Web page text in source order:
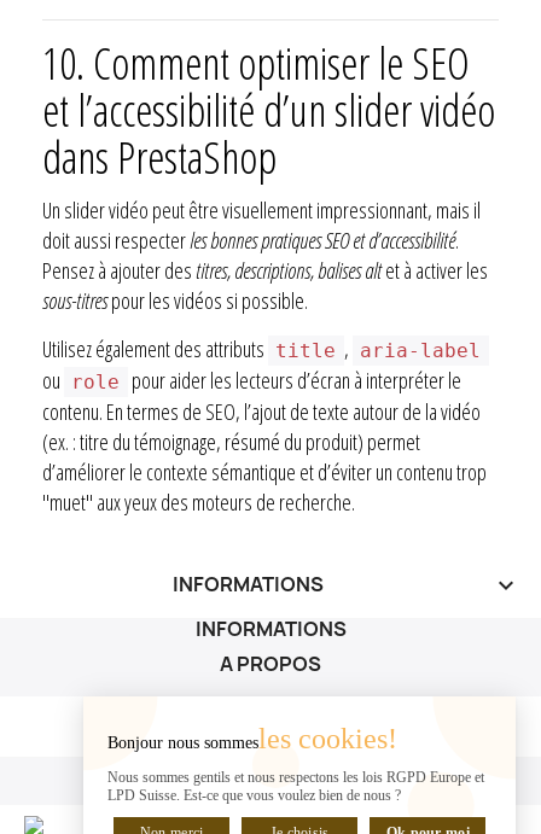
10. Comment optimiser le SEO
et l’accessibilité d’un slider vidéo
dans PrestaShop
Un slider vidéo peut être visuellement impressionnant, mais il
doit aussi respecterles bonnes pratiques SEO et d’accessibilité.
Pensez à ajouter destitres, descriptions, balises altet à activer les
sous-titrespour les vidéos si possible.
Utilisez également des attributs title , aria-label
ou role
pour aider les lecteurs d’écran à interpréter le
contenu. En termes de SEO, l’ajout de texte autour de la vidéo
(ex. : titre du témoignage, résumé du produit) permet
d’améliorer le contexte sémantique et d’éviter un contenu trop
"muet" aux yeux des moteurs de recherche.
INFORMATIONS keyboard_arrow_down
INFORMATIONS
A PROPOS
A PROPOS
VOTRE COMPTE
Bonjour nous sommesles cookies!
Nous sommes gentils et nous respectons les lois RGPD Europe et
LPD Suisse. Est-ce que vous voulez bien de nous ?